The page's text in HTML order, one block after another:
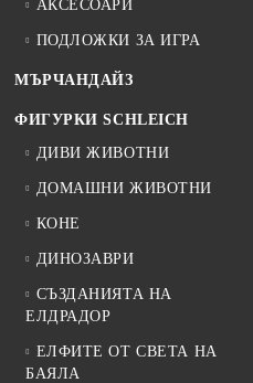
АКСЕСОАРИ
ПОДЛОЖКИ ЗА ИГРА
МЪРЧАНДАЙЗ
ФИГУРКИ SCHLEICH
ДИВИ ЖИВОТНИ
ДОМАШНИ ЖИВОТНИ
КОНЕ
ДИНОЗАВРИ
СЪЗДАНИЯТА НА
ЕЛДРАДОР
ЕЛФИТЕ ОТ СВЕТА НА
БАЯЛА